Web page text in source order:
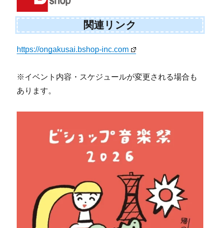
関連リンク
https://ongakusai.bshop-inc.com
※イベント内容・スケジュールが変更される場合も
あります。